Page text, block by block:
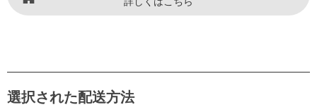
選択された配送方法